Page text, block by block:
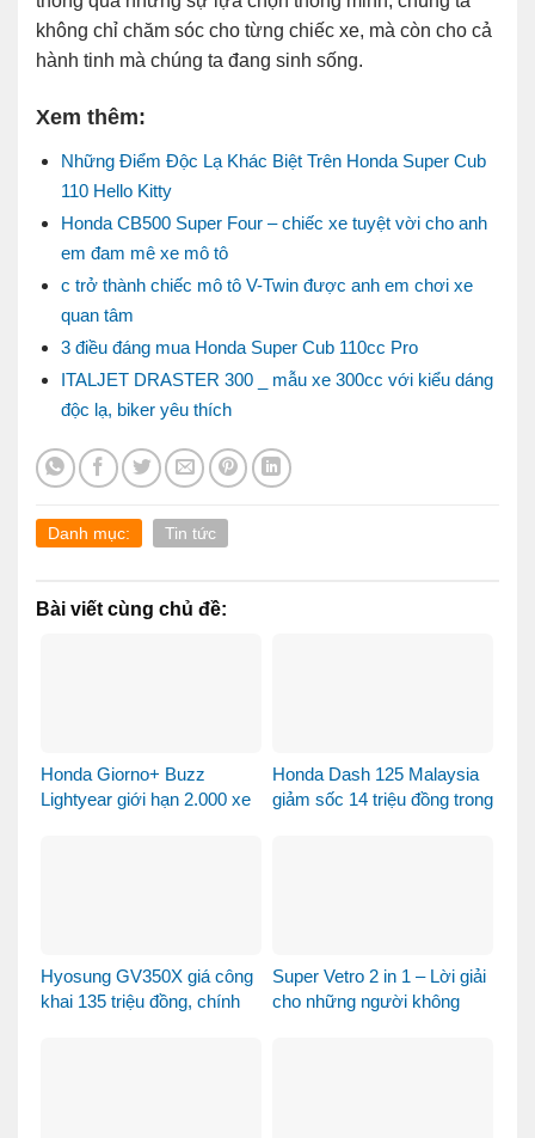
không chỉ chăm sóc cho từng chiếc xe, mà còn cho cả
hành tinh mà chúng ta đang sinh sống.
Xem thêm:
Những Điểm Độc Lạ Khác Biệt Trên Honda Super Cub
110 Hello Kitty
Honda CB500 Super Four – chiếc xe tuyệt vời cho anh
em đam mê xe mô tô
c trở thành chiếc mô tô V-Twin được anh em chơi xe
quan tâm
3 điều đáng mua Honda Super Cub 110cc Pro
ITALJET DRASTER 300 _ mẫu xe 300cc với kiểu dáng
độc lạ, biker yêu thích
Danh mục: Tin tức
Bài viết cùng chủ đề:
Honda Giorno+ Buzz
Lightyear giới hạn 2.000 xe
Honda Dash 125 Malaysia
giảm sốc 14 triệu đồng trong
Hyosung GV350X giá công
khai 135 triệu đồng, chính
Super Vetro 2 in 1 – Lời giải
cho những người không